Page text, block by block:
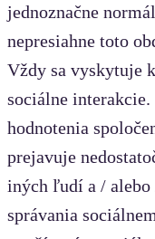
jednoznačne
nepresiahne toto
Vždy sa vyskytuje
sociálne
hodnotenia
prejavuje
iných ľudí a / alebo
správania